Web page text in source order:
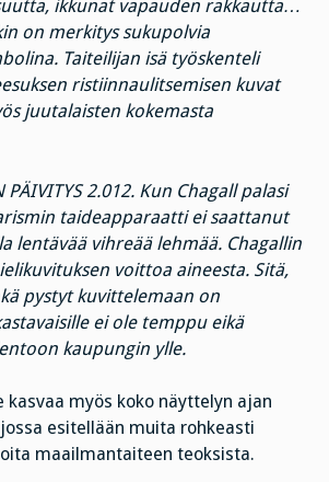
ikkunat vapauden rakkautta…
on merkitys sukupolvia
Taiteilijan isä työskenteli
ristiinnaulitsemisen kuvat
juutalaisten kokemasta
PÄIVITYS 2.012. Kun Chagall palasi
taideapparaatti ei saattanut
lentävää vihreää lehmää. Chagallin
voittoa aineesta. Sitä,
pystyt kuvittelemaan on
ei ole temppu eikä
kaupungin ylle.
kasvaa myös koko näyttelyn ajan
esitellään muita rohkeasti
maailmantaiteen teoksista.